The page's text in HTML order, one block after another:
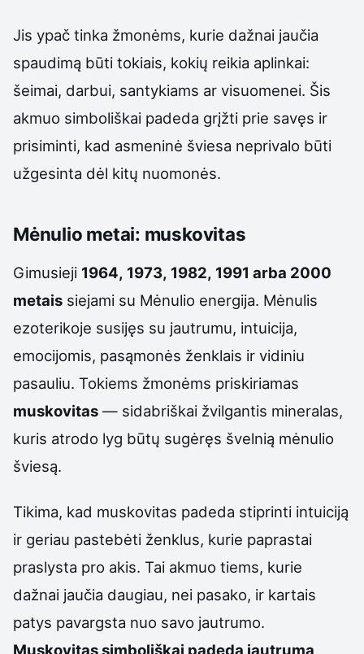
Jis ypač tinka žmonėms, kurie dažnai jaučia
spaudimą būti tokiais, kokių reikia aplinkai:
šeimai, darbui, santykiams ar visuomenei. Šis
akmuo simboliškai padeda grįžti prie savęs ir
prisiminti, kad asmeninė šviesa neprivalo būti
užgesinta dėl kitų nuomonės.
Mėnulio metai: muskovitas
Gimusieji 1964, 1973, 1982, 1991 arba 2000
metais siejami su Mėnulio energija. Mėnulis
ezoterikoje susijęs su jautrumu, intuicija,
emocijomis, pasąmonės ženklais ir vidiniu
pasauliu. Tokiems žmonėms priskiriamas
muskovitas — sidabriškai žvilgantis mineralas,
kuris atrodo lyg būtų sugėręs švelnią mėnulio
šviesą.
Tikima, kad muskovitas padeda stiprinti intuiciją
ir geriau pastebėti ženklus, kurie paprastai
praslysta pro akis. Tai akmuo tiems, kurie
dažnai jaučia daugiau, nei pasako, ir kartais
patys pavargsta nuo savo jautrumo.
Muskovitas simboliškai padeda jautrumą